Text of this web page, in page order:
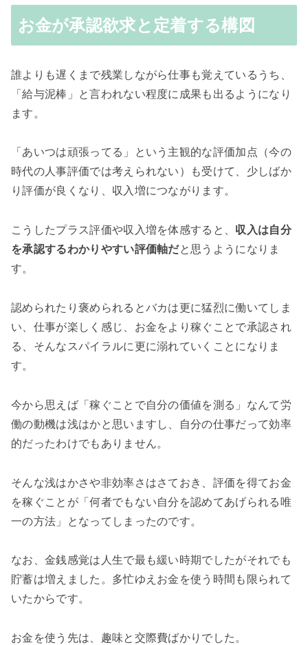
お金が承認欲求と定着する構図
誰よりも遅くまで残業しながら仕事も覚えているうち、
「給与泥棒」と言われない程度に成果も出るようになり
ます。
「あいつは頑張ってる」という主観的な評価加点（今の
時代の人事評価では考えられない）も受けて、少しばか
り評価が良くなり、収入増につながります。
こうしたプラス評価や収入増を体感すると、 収入は自分
を承認するわかりやすい評価軸だと思うようになりま
す。
認められたり褒められるとバカは更に猛烈に働いてしま
い、仕事が楽しく感じ、お金をより稼ぐことで承認され
る、そんなスパイラルに更に溺れていくことになりま
す。
今から思えば「稼ぐことで自分の価値を測る」なんて労
働の動機は浅はかと思いますし、自分の仕事だって効率
的だったわけでもありません。
そんな浅はかさや非効率さはさておき、評価を得てお金
を稼ぐことが「何者でもない自分を認めてあげられる唯
一の方法」となってしまったのです。
なお、金銭感覚は人生で最も緩い時期でしたがそれでも
貯蓄は増えました。多忙ゆえお金を使う時間も限られて
いたからです。
お金を使う先は、趣味と交際費ばかりでした。